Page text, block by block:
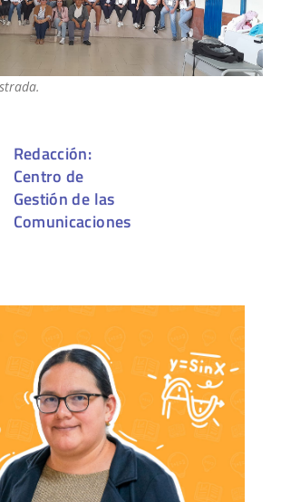
Redacción:
Centro de
Gestión de las
Comunicaciones